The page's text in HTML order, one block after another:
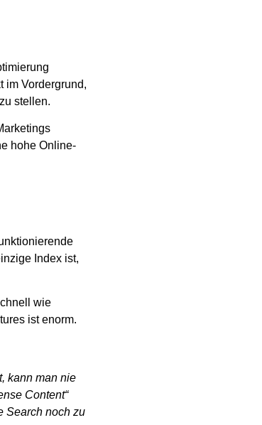
im Vordergrund,
stellen.
hohe Online-
Index ist,
wie
ist enorm.
kann man nie
Content“
Search noch zu